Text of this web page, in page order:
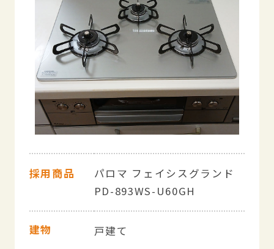
採用商品
パロマ フェイシスグランド
PD-893WS-U60GH
建物 戸建て